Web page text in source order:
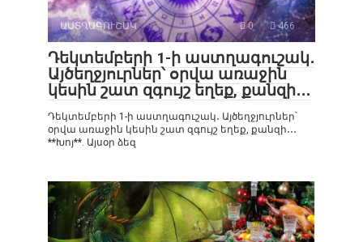
ԱՍՏՂԱԳՈՒՇԱԿ 0 466
Դեկտեմբերի 1-ի աստղագուշակ․
Այծեղջյուրներ՝ օրվա առաջին
կեսին շատ զգույշ եղեք, քանզի․․․
Դեկտեմբերի 1-ի աստղագուշակ․ Այծեղջյուրներ՝
օրվա առաջին կեսին շատ զգույշ եղեք, քանզի․․․
**Խոյ**. Այսօր ձեզ